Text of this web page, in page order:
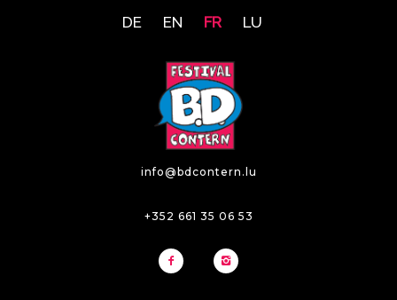
DE EN FR LU
info@bdcontern.lu
+352 661 35 06 53